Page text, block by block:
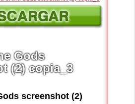
Gods
(2) copia_3
screenshot (2)